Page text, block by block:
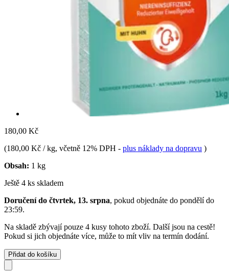
180,00 Kč
(180,00 Kč / kg, včetně 12% DPH - plus náklady na dopravu )
Obsah: 1 kg
Ještě 4 ks skladem
Doručení do čtvrtek, 13. srpna, pokud objednáte do pondělí do
23:59.
Na skladě zbývají pouze 4 kusy tohoto zboží. Další jsou na cestě!
Pokud si jich objednáte více, může to mít vliv na termín dodání.
Přidat do košíku